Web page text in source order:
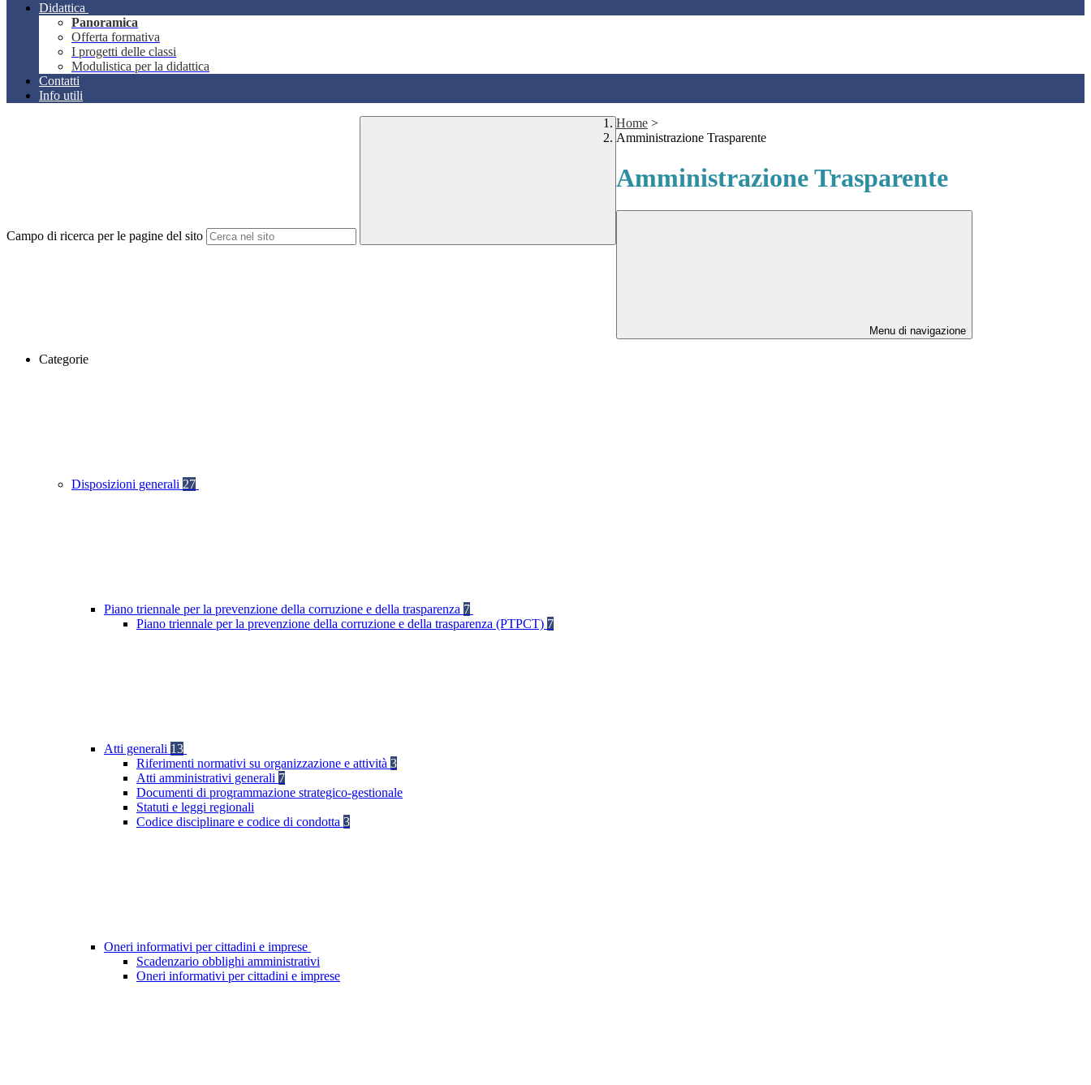
Didattica
Panoramica
Offerta formativa
I progetti delle classi
Modulistica per la didattica
Contatti
Info utili
Campo di ricerca per le pagine del sito
Home >
Amministrazione Trasparente
Amministrazione Trasparente
Menu di navigazione
Categorie
Disposizioni generali 27
Piano triennale per la prevenzione della corruzione e della trasparenza 7
Piano triennale per la prevenzione della corruzione e della trasparenza (PTPCT) 7
Atti generali 13
Riferimenti normativi su organizzazione e attività 3
Atti amministrativi generali 7
Documenti di programmazione strategico-gestionale
Statuti e leggi regionali
Codice disciplinare e codice di condotta 3
Oneri informativi per cittadini e imprese
Scadenzario obblighi amministrativi
Oneri informativi per cittadini e imprese